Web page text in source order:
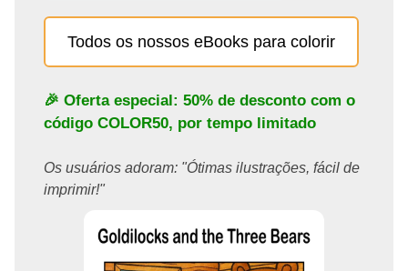
Todos os nossos eBooks para colorir
🎉 Oferta especial: 50% de desconto com o
código COLOR50, por tempo limitado
Os usuários adoram: "Ótimas ilustrações, fácil de
imprimir!"